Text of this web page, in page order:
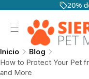
20%
Inicio
Blog
How to Protect Your Pet
and More